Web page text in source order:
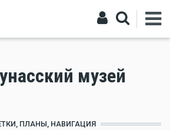
музей
ПЛАНЫ, НАВИГАЦИЯ